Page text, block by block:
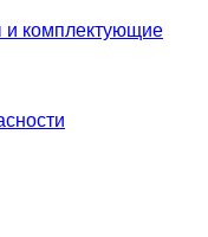
и комплектующие